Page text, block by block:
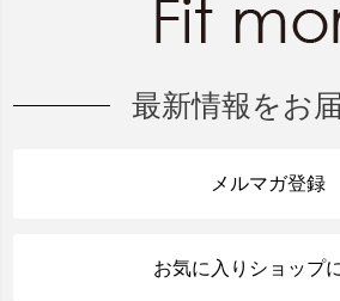
最新情報をお
メルマガ登録
お気に入りショップ